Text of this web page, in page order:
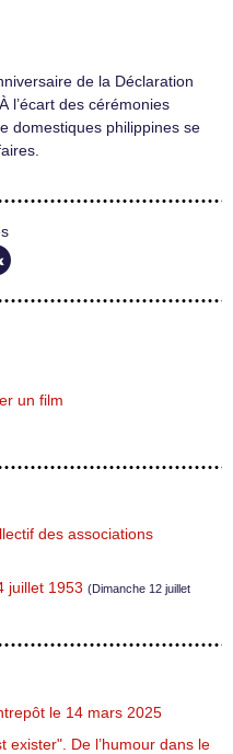
de la Déclaration
l’écart des cérémonies
domestiques philippines se
un film
des associations
juillet 1953 (Dimanche 12 juillet
le 14 mars 2025
exister". De l’humour dans le